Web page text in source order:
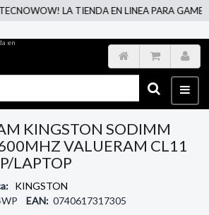
LA TIENDA EN LINEA PARA GAMERS
KINGSTON SODIMM
VALUERAM CL11
LAPTOP
KINGSTON
EAN: 0740617317305